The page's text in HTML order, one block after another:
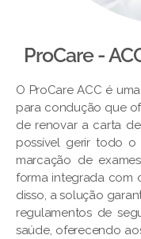
ProCare -
O ProCare ACC é
para condução que
de renovar a carta
possível gerir todo
marcação de
forma integrada com
disso, a solução
regulamentos de
saúde, oferecendo